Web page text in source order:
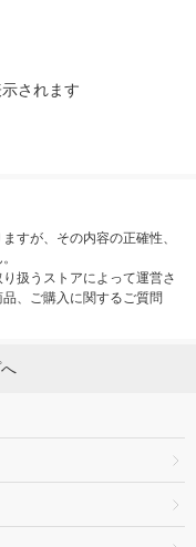
されます
すが、その内容の正確性、
扱うストアによって運営さ
、ご購入に関するご質問